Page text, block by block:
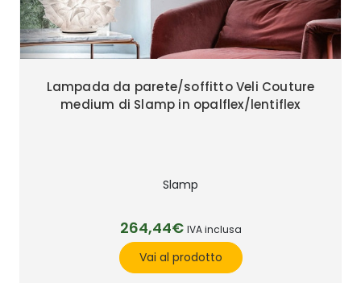
Lampada da parete/soffitto Veli Couture
medium di Slamp in opalflex/lentiflex
Slamp
264,44€ IVA inclusa
Vai al prodotto